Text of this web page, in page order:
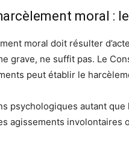
moral :
moral doit résulter
grave, ne suffit pas. Le
peut établir le
psychologiques autant
agissements